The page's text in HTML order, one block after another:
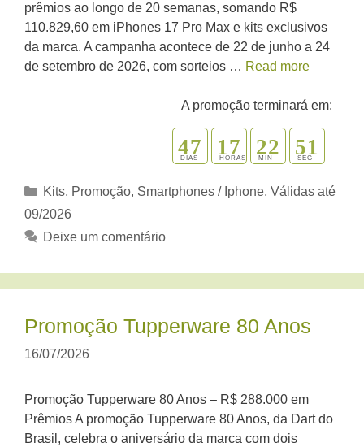
prêmios ao longo de 20 semanas, somando R$
110.829,60 em iPhones 17 Pro Max e kits exclusivos
da marca. A campanha acontece de 22 de junho a 24
de setembro de 2026, com sorteios … Read more
A promoção terminará em:
DIAS
47 HORAS
17 MIN
22 SEG
50
1
Categorias
Kits, Promoção, Smartphones / Iphone, Válidas até
09/2026
Deixe um comentário
Promoção Tupperware 80 Anos
16/07/2026
Promoção Tupperware 80 Anos – R$ 288.000 em
Prêmios A promoção Tupperware 80 Anos, da Dart do
Brasil, celebra o aniversário da marca com dois